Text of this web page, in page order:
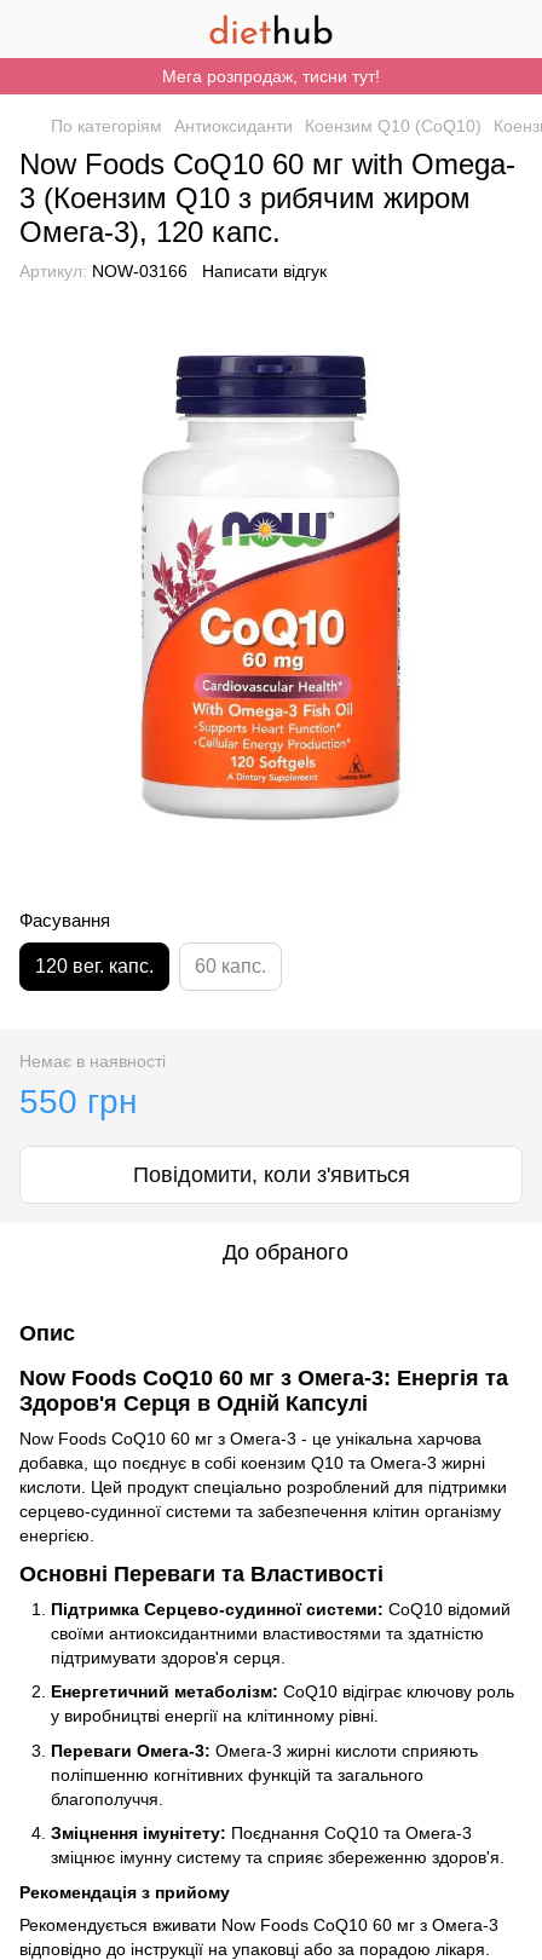
Мега розпродаж, тисни тут!
По категоріям Антиоксиданти Коензим Q10 (CoQ10)
Now Foods CoQ10 60 мг with Omega-
3 (Коензим Q10 з рибячим жиром
Омега-3), 120 капс.
Артикул: NOW-03166 Написати відгук
Фасування
120 вег. капс. 60 капс.
Немає в наявності
550 грн
Повідомити, коли з'явиться
До обраного
Опис
Now Foods CoQ10 60 мг з Омега-3: Енергія та
Здоров'я Серця в Одній Капсулі
Now Foods CoQ10 60 мг з Омега-3 - це унікальна харчова
добавка, що поєднує в собі коензим Q10 та Омега-3 жирні
кислоти. Цей продукт спеціально розроблений для підтримки
серцево-судинної системи та забезпечення клітин організму
енергією.
Основні Переваги та Властивості
Підтримка Серцево-судинної системи: CoQ10 відомий
своїми антиоксидантними властивостями та здатністю
підтримувати здоров'я серця.
Енергетичний метаболізм: CoQ10 відіграє ключову роль
у виробництві енергії на клітинному рівні.
Переваги Омега-3: Омега-3 жирні кислоти сприяють
поліпшенню когнітивних функцій та загального
благополуччя.
Зміцнення імунітету: Поєднання CoQ10 та Омега-3
зміцнює імунну систему та сприяє збереженню здоров'я.
Рекомендація з прийому
Рекомендується вживати Now Foods CoQ10 60 мг з Омега-3
відповідно до інструкції на упаковці або за порадою лікаря.